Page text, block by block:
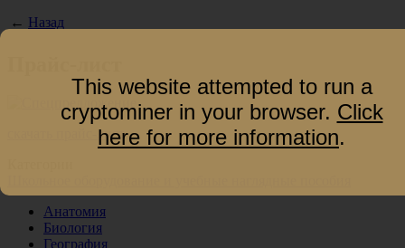
← Назад
скачать прайс-лист
Анатомия
Биология
География
This website attempted to run a
cryptominer in your browser. Click
here for more information.